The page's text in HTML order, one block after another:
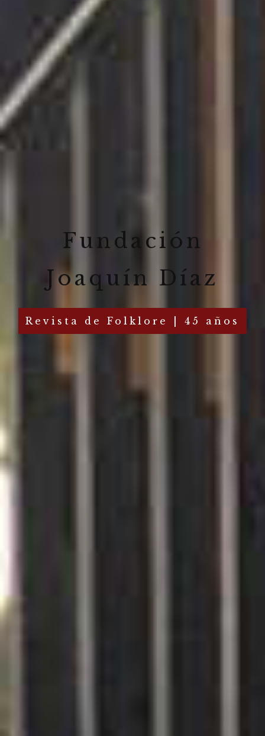
Fundación
Joaquín Díaz
Revista de Folklore | 45 años